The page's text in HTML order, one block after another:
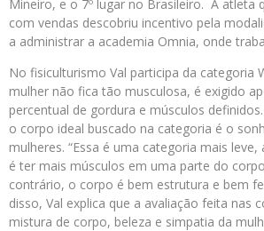
Mineiro, e o 7º lugar no Brasileiro. A atleta
com vendas descobriu incentivo pela
a administrar a academia Omnia, onde
No fisiculturismo Val participa da categoria
mulher não fica tão musculosa, é exigido
percentual de gordura e músculos
o corpo ideal buscado na categoria é o
mulheres. “Essa é uma categoria mais
é ter mais músculos em uma parte do
contrário, o corpo é bem estrutura e bem
disso, Val explica que a avaliação feita nas
mistura de corpo, beleza e simpatia da